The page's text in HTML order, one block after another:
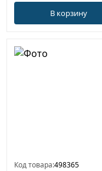
В корзину
Код товара:498365